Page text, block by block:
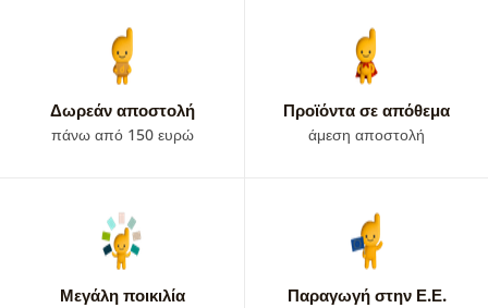
Δωρεάν αποστολή
πάνω από 150 ευρώ
Προϊόντα σε απόθεμα
άμεση αποστολή
Μεγάλη ποικιλία Παραγωγή στην Ε.Ε.